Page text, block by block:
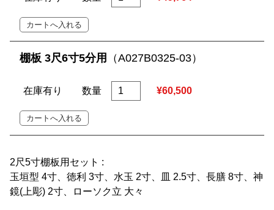
棚板 3尺6寸5分用 （A027B0325-03）
在庫有り 数量 ¥60,500
2尺5寸棚板用セット :
玉垣型 4寸、徳利 3寸、水玉 2寸、皿 2.5寸、長膳 8寸、神
鏡(上彫) 2寸、ローソク立 大々